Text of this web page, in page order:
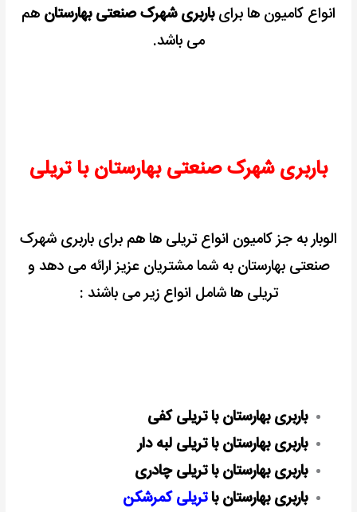
انواع کامیون ها برایباربری شهرک صنعتی بهارستان هم
می باشد.
باربری شهرک صنعتی بهارستان با تریلی
الوبار به جز کامیون انواع تریلی ها هم برای باربری شهرک
صنعتی بهارستان به شما مشتریان عزیز ارائه می دهد و
تریلی ها شامل انواع زیر می باشند :
باربری بهارستان با تریلی کفی
باربری بهارستان با تریلی لبه دار
باربری بهارستان با تریلی چادری
باربری بهارستان باتریلی کمرشکن